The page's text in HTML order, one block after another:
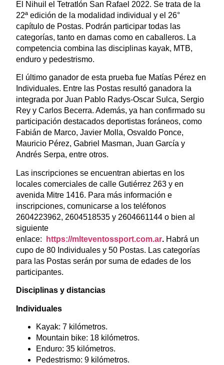
El Nihuil el Tetratlón San Rafael 2022. Se trata de la
22ª edición de la modalidad individual y el 26°
capítulo de Postas. Podrán participar todas las
categorías, tanto en damas como en caballeros. La
competencia combina las disciplinas kayak, MTB,
enduro y pedestrismo.
El último ganador de esta prueba fue Matías Pérez en
Individuales. Entre las Postas resultó ganadora la
integrada por Juan Pablo Radys-Oscar Sulca, Sergio
Rey y Carlos Becerra. Además, ya han confirmado su
participación destacados deportistas foráneos, como
Fabián de Marco, Javier Molla, Osvaldo Ponce,
Mauricio Pérez, Gabriel Masman, Juan García y
Andrés Serpa, entre otros.
Las inscripciones se encuentran abiertas en los
locales comerciales de calle Gutiérrez 263 y en
avenida Mitre 1416. Para más información e
inscripciones, comunicarse a los teléfonos
2604223962, 2604518535 y 2604661144 o bien al
siguiente
enlace:
https://mlteventossport.com.ar. Habrá un
cupo de 80 Individuales y 50 Postas. Las categorías
para las Postas serán por suma de edades de los
participantes.
Disciplinas y distancias
Individuales
Kayak: 7 kilómetros.
Mountain bike: 18 kilómetros.
Enduro: 35 kilómetros.
Pedestrismo: 9 kilómetros.